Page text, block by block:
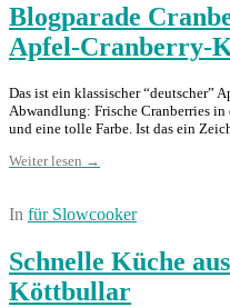
Blogparade
Apfel-Cranberry-
Das ist ein klassischer “deutscher”
Abwandlung: Frische Cranberries
und eine tolle Farbe. Ist das ein
Weiter lesen →
In für Slowcooker
Schnelle Küche
Köttbullar